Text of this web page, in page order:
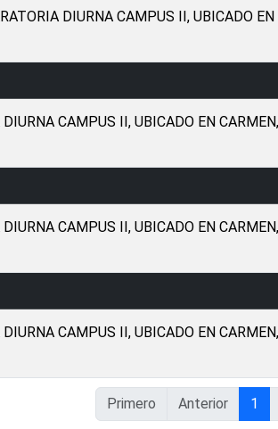
DIURNA CAMPUS II, UBICADO EN
CAMPUS II, UBICADO EN CARMEN,
CAMPUS II, UBICADO EN CARMEN,
CAMPUS II, UBICADO EN CARMEN,
Primero Anterior 1